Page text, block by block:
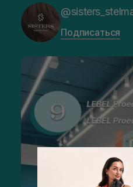
Подписаться